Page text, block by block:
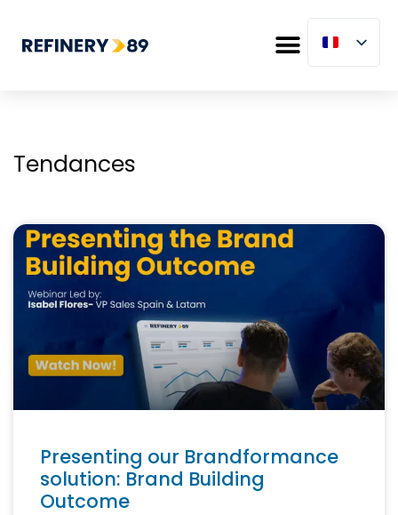
Tendances
Presenting our Brandformance
solution: Brand Building
Outcome